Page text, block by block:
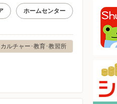
ホームセンター
ルチャー･教育･教習所